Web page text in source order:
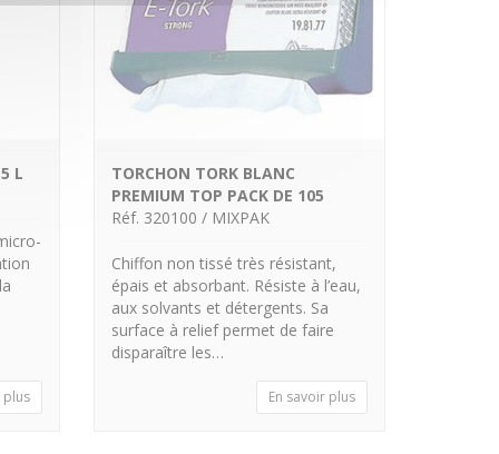
L
plus
TORCHON TORK BLANC
PREMIUM TOP PACK DE 105
Réf. 320100 / MIXPAK
Chiffon non tissé très résistant,
épais et absorbant. Résiste à l’eau,
aux solvants et détergents. Sa
surface à relief permet de faire
disparaître les…
En savoir plus